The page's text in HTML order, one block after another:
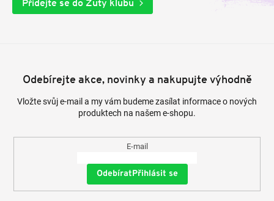
Přidejte se do Zuty klubu
Odebírejte akce, novinky a nakupujte výhodně
Vložte svůj e-mail a my vám budeme zasílat informace o nových
produktech na našem e-shopu.
E-mail
Přihlásit se